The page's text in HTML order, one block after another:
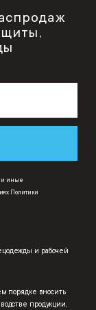
и иные
Политики
и рабочей
порядке вносить
продукции,